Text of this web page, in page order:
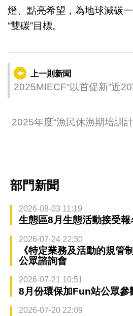
燈、點亮希望，為地球減碳
“雙碳”目標。
上一則新聞
2025MIECF“以首促新”近
2025年度“漁民休漁期培訓計劃” 3月24日
部門新聞
2026-08-03 11:19
生態區8月生態活動接受報
2026-07-24 22:30
《特定業務及活動的規管
公眾諮詢會
2026-07-21 10:51
8月份環保加Fun站公眾參
2026-07-20 22:09